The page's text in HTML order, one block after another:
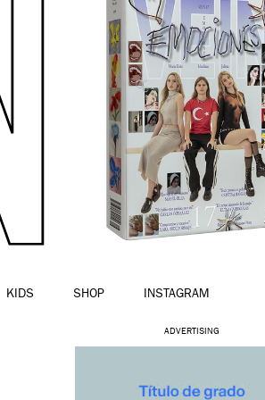
KIDS SHOP INSTAGRAM
ADVERTISING